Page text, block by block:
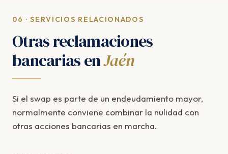
06 · SERVICIOS RELACIONADOS
Otras reclamaciones
bancarias enJaén
Si el swap es parte de un endeudamiento mayor,
normalmente conviene combinar la nulidad con
otras acciones bancarias en marcha.